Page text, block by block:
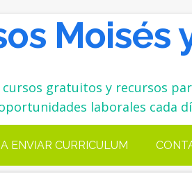
Moisés
gratuitos y recursos
laborales cada
ENVIAR CURRICULUM